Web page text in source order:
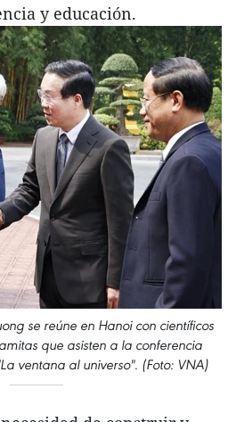
y educación.
se reúne en Hanoi con científicos
que asisten a la conferencia
ventana al universo". (Foto: VNA)